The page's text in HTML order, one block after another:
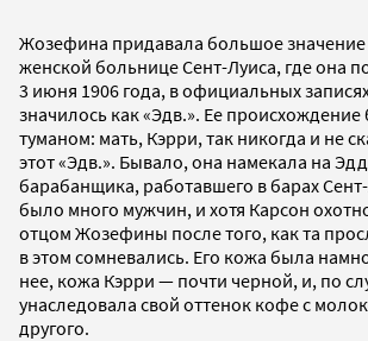
Жозефина придавала большое
женской больнице Сент-Луиса, где она
3 июня 1906 года, в официальных
значилось как «Эдв.». Ее
туманом: мать, Кэрри, так никогда и не
этот «Эдв.». Бывало, она намекала на
барабанщика, работавшего в барах
было много мужчин, и хотя Карсон
отцом Жозефины после того, как та
в этом сомневались. Его кожа была
нее, кожа Кэрри — почти черной, и, по
унаследовала свой оттенок кофе с
другого.